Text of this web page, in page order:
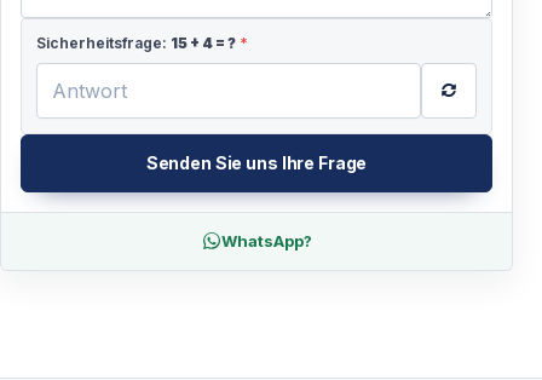
Sicherheitsfrage: 15 + 4 = ? *
Senden Sie uns Ihre Frage
WhatsApp?